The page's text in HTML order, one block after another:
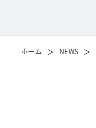
ホーム ＞ NEWS ＞